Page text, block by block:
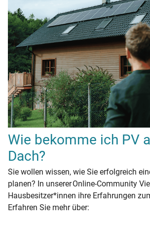
Wie bekomme ich PV
Dach?
Sie wollen wissen, wie Sie erfolgreich
planen? In unserer Online-Community
Hausbesitzer*innen ihre Erfahrungen
Erfahren Sie mehr über: